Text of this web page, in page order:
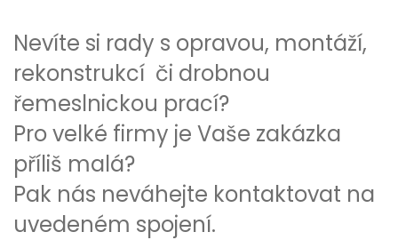
Nevíte si rady s opravou, montáží,
rekonstrukcí či drobnou
řemeslnickou prací?
Pro velké firmy je Vaše zakázka
příliš malá?
Pak nás neváhejte kontaktovat na
uvedeném spojení.